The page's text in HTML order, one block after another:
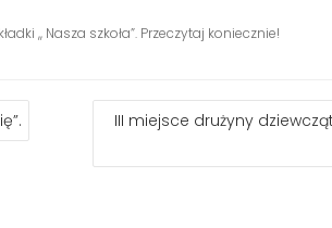
,, Nasza szkoła”. Przeczytaj koniecznie!
III miejsce drużyny